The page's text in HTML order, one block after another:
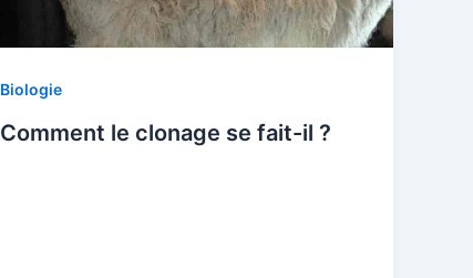
Biologie
Comment le clonage se fait-il ?